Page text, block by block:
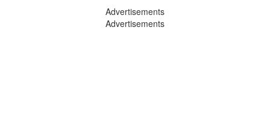
Advertisements
Advertisements